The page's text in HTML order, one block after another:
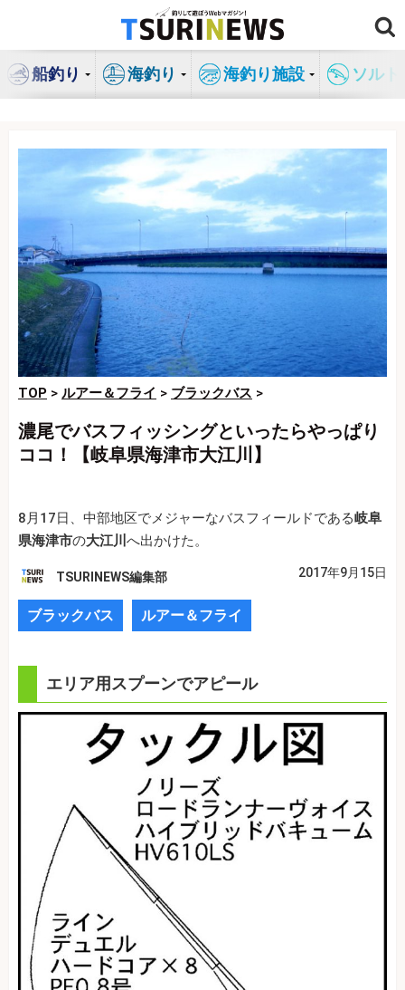
ン
船釣り 海釣り 海釣り施設 ソル
TOP > ルアー＆フライ > ブラックバス >
濃尾でバスフィッシングといったらやっぱり
ココ！【岐阜県海津市大江川】
8月17日、中部地区でメジャーなバスフィールドである岐阜
県海津市の大江川 へ出かけた。
TSURINEWS編集部 2017年9月15日
ブラックバス ルアー＆フライ
エリア用スプーンでアピール